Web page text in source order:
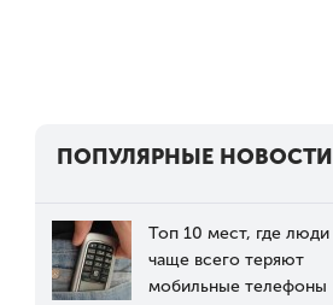
ПОПУЛЯРНЫЕ НОВОСТИ
Топ 10 мест, где люди
чаще всего теряют
мобильные телефоны